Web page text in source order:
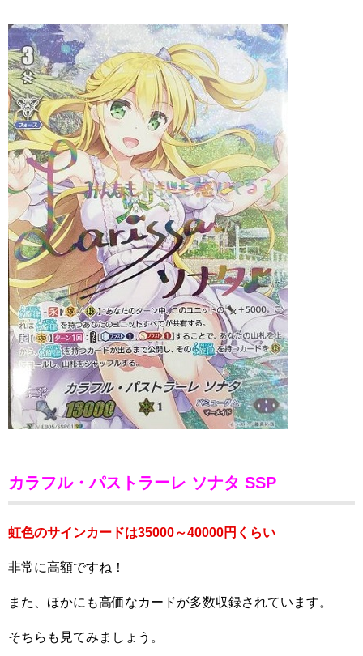
カラフル・パストラーレ ソナタ SSP
虹色のサインカードは35000～40000円くらい
非常に高額ですね！
また、ほかにも高価なカードが多数収録されています。
そちらも見てみましょう。